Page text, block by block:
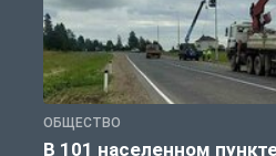
ОБЩЕСТВО
В 101 населенном